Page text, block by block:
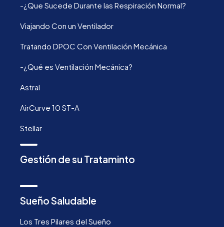
-¿Que Sucede Durante las Respiración Normal?
Viajando Con un Ventilador
Tratando DPOC Con Ventilación Mecánica
-¿Qué es Ventilación Mecánica?
Astral
AirCurve 10 ST-A
Stellar
Gestión de su Trataminto
Sueño Saludable
Los Tres Pilares del Sueño